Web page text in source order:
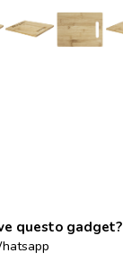
questo gadget?